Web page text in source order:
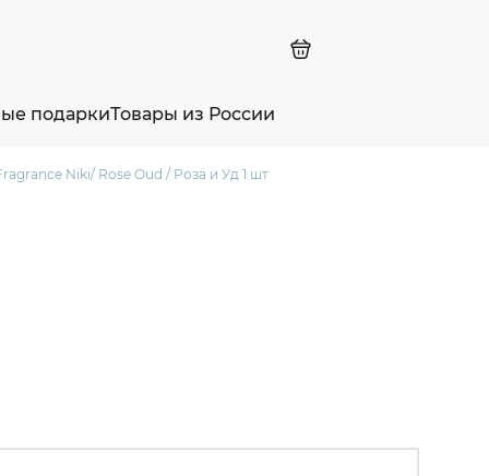
подаркиТовары из России
Niki/ Rose Oud / Роза и Уд 1 шт